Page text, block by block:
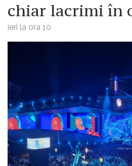
chiar lacrimi în
ieri la ora 10